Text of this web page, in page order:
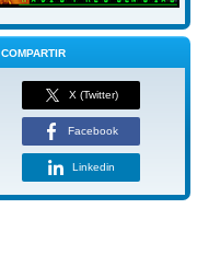
COMPARTIR
X (Twitter)
Facebook
Linkedin